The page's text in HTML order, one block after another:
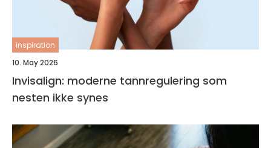
inspiration
10. May 2026
Invisalign: moderne tannregulering som
nesten ikke synes